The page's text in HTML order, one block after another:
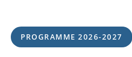
PROGRAMME 2026-2027